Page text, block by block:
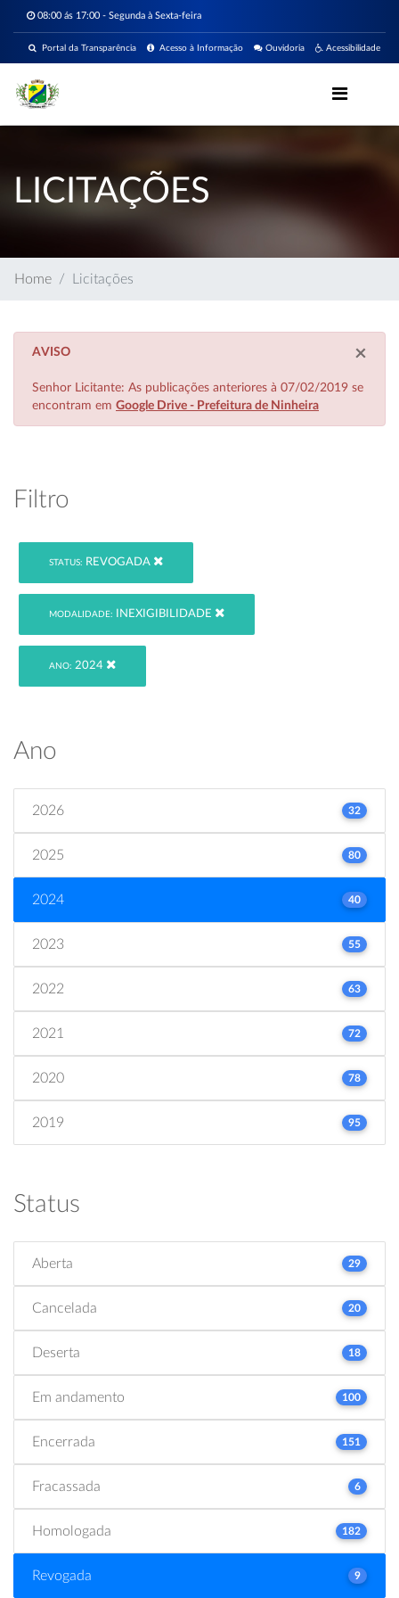
08:00 ás 17:00 - Segunda à Sexta-feira
Acessibilidade
Ouvidoria
Acesso à Informação
Portal da Transparência
LICITAÇÕES
Home Licitações
×
AVISO
Senhor Licitante: As publicações anteriores à 07/02/2019 se
encontram em Google Drive - Prefeitura de Ninheira
Filtro
STATUS: REVOGADA
MODALIDADE: INEXIGIBILIDADE
ANO: 2024
Ano
2026 32
2025 80
2024 40
2023 55
2022 63
2021 72
2020 78
2019 95
Status
Aberta 29
Cancelada 20
Deserta 18
Em andamento 100
Encerrada 151
Fracassada 6
Homologada 182
Revogada 9